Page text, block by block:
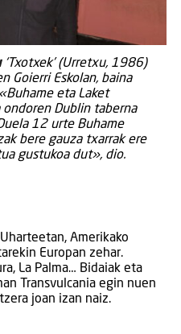
‘Txotxek’ (Urretxu, 1986)
Goierri Eskolan, baina
eta Laket
Dublin taberna
12 urte Buhame
bere gauza txarrak ere
gustukoa dut», dio.
Amerikako
Europan zehar.
La Palma… Bidaiak eta
Transvulcania egin nuen
joan izan naiz.